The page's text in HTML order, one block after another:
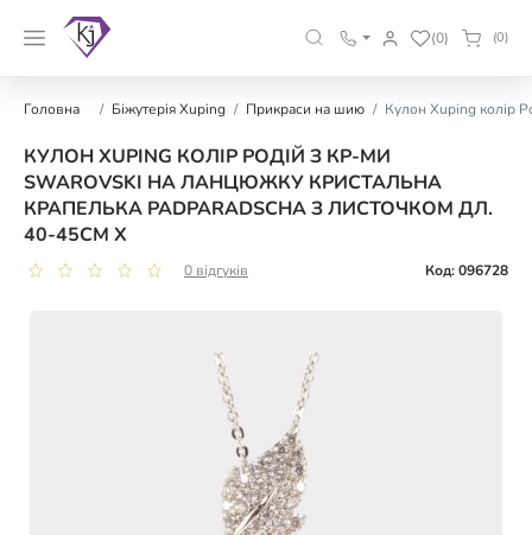
(0) (0)
Головна Біжутерія Xuping Прикраси на шию Кулон Xuping колір
КУЛОН XUPING КОЛІР РОДІЙ З КР-МИ
SWAROVSKI НА ЛАНЦЮЖКУ КРИСТАЛЬНА
КРАПЕЛЬКА PADPARADSCHA З ЛИСТОЧКОМ ДЛ.
40-45СМ Х
0 відгуків Код: 096728